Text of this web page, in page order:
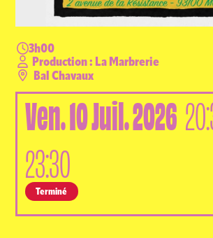
3h00
Production : La Marbrerie
Bal Chavaux
Ven.10Juil.2026
23:30
Terminé